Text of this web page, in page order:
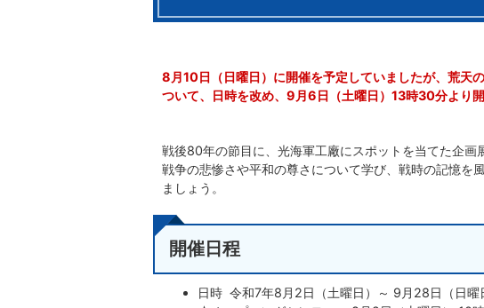
8月10日（日曜日）に開催を予定していましたが、荒天
ついて、日時を改め、9月6日（土曜日）13時30分より開
戦後80年の節目に、光海軍工廠にスポットを当てた企画
戦争の悲惨さや平和の尊さについて学び、戦時の記憶を
ましょう。
開催日程
日時 令和7年8月2日（土曜日）～ 9月28日（日曜